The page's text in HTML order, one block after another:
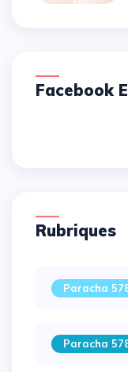
Facebook
Rubriques
Paracha
Paracha